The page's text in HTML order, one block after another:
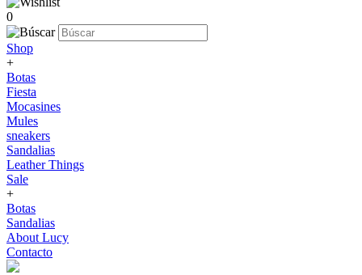
0
Shop
+
Botas
Fiesta
Mocasines
Mules
sneakers
Sandalias
Leather Things
Sale
+
Botas
Sandalias
About Lucy
Contacto